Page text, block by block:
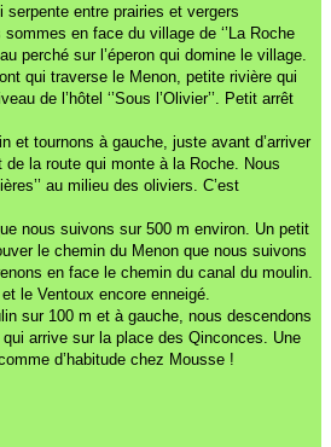
entre prairies et vergers
en face du village de ‘’La Roche
perché sur l’éperon qui domine le village.
qui traverse le Menon, petite rivière qui
de l’hôtel ‘’Sous l’Olivier’’. Petit arrêt
et tournons à gauche, juste avant d’arriver
la route qui monte à la Roche. Nous
au milieu des oliviers. C’est
nous suivons sur 500 m environ. Un petit
le chemin du Menon que nous suivons
en face le chemin du canal du moulin.
le Ventoux encore enneigé.
sur 100 m et à gauche, nous descendons
qui arrive sur la place des Qinconces. Une
d’habitude chez Mousse !